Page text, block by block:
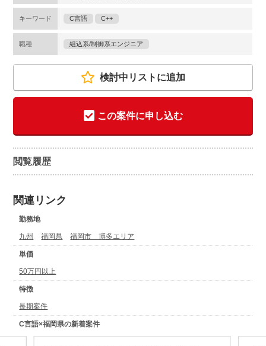
キーワード C言語 C++
職種 組込系/制御系エンジニア
検討中リストに追加
この案件に申し込む
閲覧履歴
関連リンク
勤務地
九州 福岡県 福岡市 博多エリア
単価
50万円以上
特徴
長期案件
C言語×福岡県の新着案件